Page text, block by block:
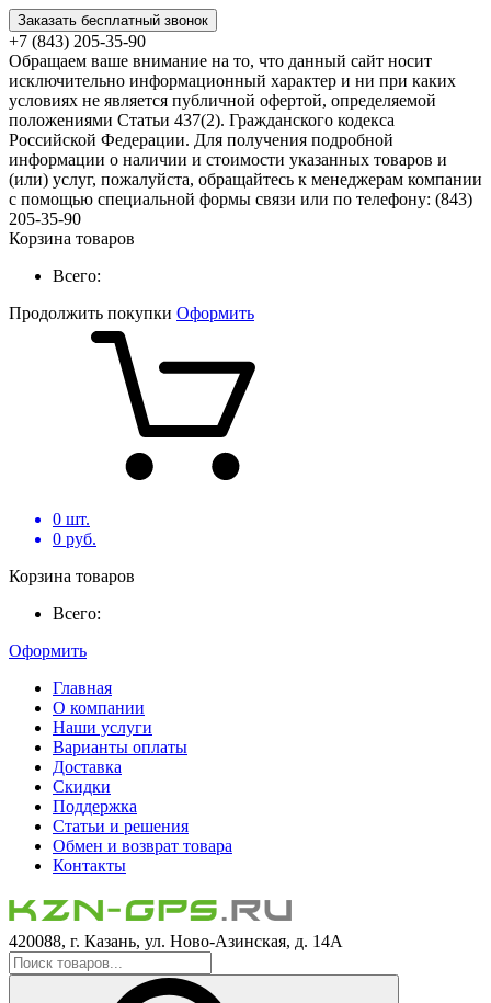
Заказать бесплатный звонок
+7 (843) 205-35-90
Обращаем ваше внимание на то, что данный сайт носит
исключительно информационный характер и ни при каких
условиях не является публичной офертой, определяемой
положениями Статьи 437(2). Гражданского кодекса
Российской Федерации. Для получения подробной
информации о наличии и стоимости указанных товаров и
(или) услуг, пожалуйста, обращайтесь к менеджерам компании
с помощью специальной формы связи или по телефону: (843)
205-35-90
Корзина товаров
Всего:
Продолжить покупки Оформить
0 шт.
0 руб.
Корзина товаров
Всего:
Оформить
Главная
О компании
Наши услуги
Варианты оплаты
Доставка
Скидки
Поддержка
Статьи и решения
Обмен и возврат товара
Контакты
420088, г. Казань, ул. Ново-Азинская, д. 14А